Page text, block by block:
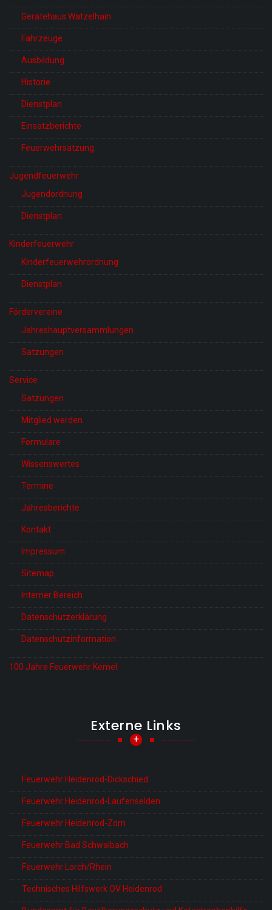
Gerätehaus Watzelhain
Fahrzeuge
Ausbildung
Historie
Dienstplan
Einsatzberichte
Feuerwehrsatzung
Jugendfeuerwehr
Jugendordnung
Dienstplan
Kinderfeuerwehr
Kinderfeuerwehrordnung
Dienstplan
Fördervereine
Jahreshauptversammlungen
Satzungen
Service
Satzungen
Mitglied werden
Formulare
Wissenswertes
Termine
Jahresberichte
Kontakt
Impressum
Sitemap
Interner Bereich
Datenschutzerklärung
Datenschutzinformation
100 Jahre Feuerwehr Kemel
Externe Links
+
Feuerwehr Heidenrod-Dickschied
Feuerwehr Heidenrod-Laufenselden
Feuerwehr Heidenrod-Zorn
Feuerwehr Bad Schwalbach
Feuerwehr Lorch/Rhein
Technisches Hilfswerk OV Heidenrod